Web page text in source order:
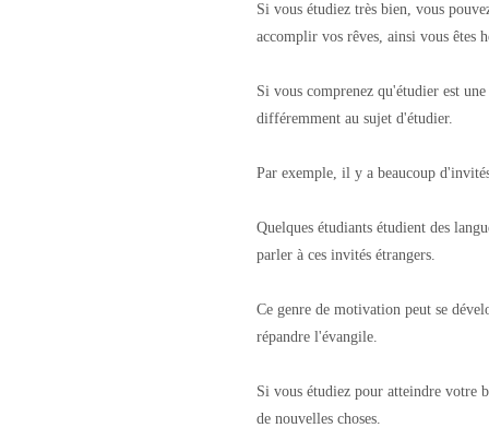
Si vous étudiez très bien, vous
accomplir vos rêves, ainsi vous êtes
Si vous comprenez qu'étudier est
différemment au sujet d'étudier.
Par exemple, il y a beaucoup
Quelques étudiants étudient des
parler à ces invités étrangers.
Ce genre de motivation peut se
répandre l'évangile.
Si vous étudiez pour atteindre votre
de nouvelles choses.